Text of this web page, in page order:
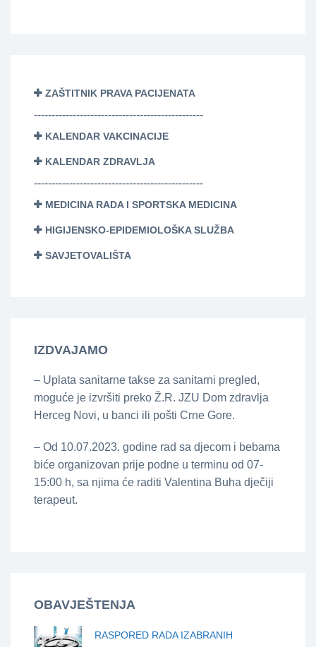
ZAŠTITNIK PRAVA PACIJENATA
------------------------------------------------
KALENDAR VAKCINACIJE
KALENDAR ZDRAVLJA
------------------------------------------------
MEDICINA RADA I SPORTSKA MEDICINA
HIGIJENSKO-EPIDEMIOLOŠKA SLUŽBA
SAVJETOVALIŠTA
IZDVAJAMO
– Uplata sanitarne takse za sanitarni pregled,
moguće je izvršiti preko Ž.R. JZU Dom zdravlja
Herceg Novi, u banci ili pošti Crne Gore.
– Od 10.07.2023. godine rad sa djecom i bebama
biće organizovan prije podne u terminu od 07-
15:00 h, sa njima će raditi Valentina Buha dječiji
terapeut.
OBAVJEŠTENJA
RASPORED RADA IZABRANIH